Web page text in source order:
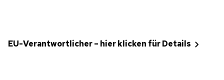
EU-Verantwortlicher – hier klicken für Details